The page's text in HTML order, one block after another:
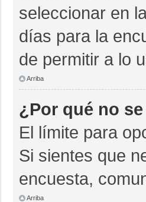
seleccionar en
días para la
de permitir a lo
Arriba
¿Por qué no
El límite para
Si sientes que
encuesta,
Arriba